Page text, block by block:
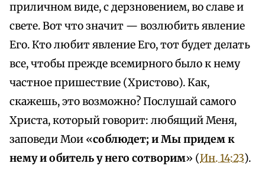
приличном виде, с дерзновением, во славе и
свете. Вот что значит — возлюбить явление
Его. Кто любит явление Его, тот будет делать
все, чтобы прежде всемирного было к нему
частное пришествие (Христово). Как,
скажешь, это возможно? Послушай самого
Христа, который говорит: любящий Меня,
заповеди Мои «соблюдет; и Мы придем к
нему и обитель у него сотворим» (Ин. 14:23).